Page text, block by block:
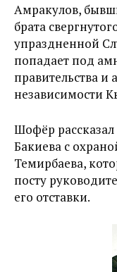
Амракулов,
брата
упраздненной
попадает под
правительства и
независимости
Шофёр
Бакиева с
Темирбаева,
посту
его отставки.